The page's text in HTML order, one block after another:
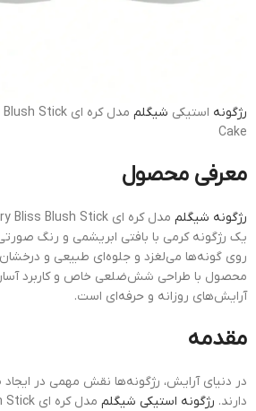
رژگونه استیکی شیگلم
Cake
معرفی محصول
رژگونه شیگلم مدل کره ای Buttery Bliss Blush Stick رنگ Love Cake
یک رژگونه کرمی با بافتی ابریشمی و رنگ
روی گونه‌ها می‌لغزد و جلوه‌ای طبیعی و
محصول با طراحی شش‌ضلعی خاص و کاربرد آسان،
آرایش‌های روزانه و حرفه‌ای است.
مقدمه
در دنیای آرایش، رژگونه‌ها نقش مهمی در
دارند. رژگونه استیکی شیگلم